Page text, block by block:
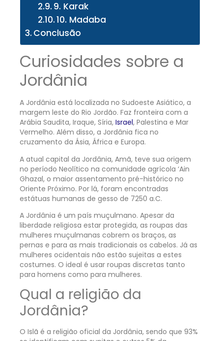
9. Karak
10. Madaba
Conclusão
Curiosidades sobre a
Jordânia
A Jordânia está localizada no Sudoeste Asiático, a
margem leste do Rio Jordão. Faz fronteira com a
Arábia Saudita, Iraque, Síria, Israel, Palestina e Mar
Vermelho. Além disso, a Jordânia fica no
cruzamento da Ásia, África e Europa.
A atual capital da Jordânia, Amã, teve sua origem
no período Neolítico na comunidade agrícola ‘Ain
Ghazal, o maior assentamento pré-histórico no
Oriente Próximo. Por lá, foram encontradas
estátuas humanas de gesso de 7250 a.C.
A Jordânia é um país muçulmano. Apesar da
liberdade religiosa estar protegida, as roupas das
mulheres muçulmanas cobrem os braços, as
pernas e para as mais tradicionais os cabelos. Já as
mulheres ocidentais não estão sujeitas a estes
costumes. O ideal é usar roupas discretas tanto
para homens como para mulheres.
Qual a religião da
Jordânia?
O Islã é a religião oficial da Jordânia, sendo que 93%